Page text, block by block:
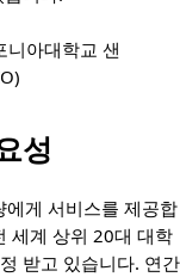
니아대학교 샌
성
게 서비스를 제공합
세계 상위 20대 대학
받고 있습니다. 연간